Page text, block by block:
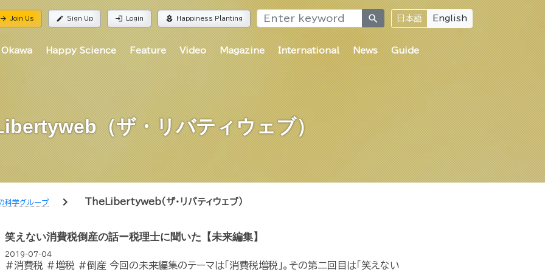
arrow_forward Join Us edit Sign Up login Login local_florist Happiness Planting search 日本語 English
Happy Science Feature Video Magazine International News Guide
（ザ・リバティウェブ）
科学グループ chevron_right TheLibertyweb（ザ・リバティウェブ）
笑えない消費税倒産の話ー税理士に聞いた【未来編集】
2019-07-04
#消費税 #増税 #倒産 今回の未来編集のテーマは「消費税増税」。その第二回目は「笑えない